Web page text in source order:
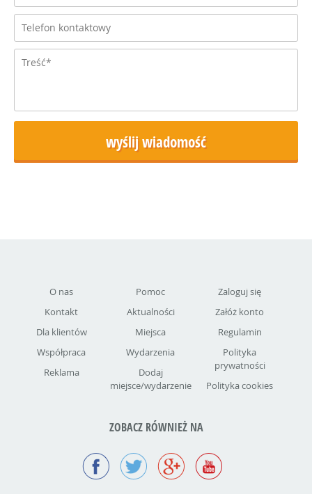
O nas
Kontakt
Dla klientów
Współpraca
Reklama
Pomoc
Aktualności
Miejsca
Wydarzenia
Dodaj
miejsce/wydarzenie
Zaloguj się
Załóż konto
Regulamin
Polityka
prywatności
Polityka cookies
ZOBACZ RÓWNIEŻ NA